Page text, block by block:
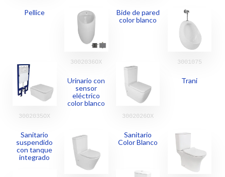
Pellice
3002036OX
Urinario con
sensor
eléctrico
color blanco
Bide de pared
color blanco
3001075
Trani
3002035OX
Sanitario
suspendido
con tanque
integrado
3002026OX
Sanitario
Color Blanco